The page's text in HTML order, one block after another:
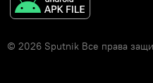
© 2026 Sputnik Все права